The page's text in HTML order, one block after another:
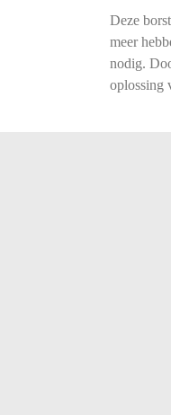
Deze
meer
nodig.
oplossing